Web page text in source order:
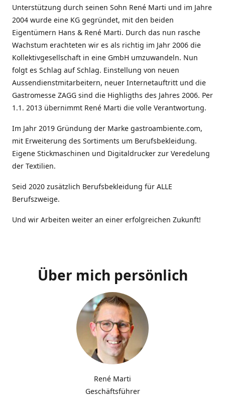
Unterstützung durch seinen Sohn René Marti und im Jahre
2004 wurde eine KG gegründet, mit den beiden
Eigentümern Hans & René Marti. Durch das nun rasche
Wachstum erachteten wir es als richtig im Jahr 2006 die
Kollektivgesellschaft in eine GmbH umzuwandeln. Nun
folgt es Schlag auf Schlag. Einstellung von neuen
Aussendienstmitarbeitern, neuer Internetauftritt und die
Gastromesse ZAGG sind die Highligths des Jahres 2006. Per
1.1. 2013 übernimmt René Marti die volle Verantwortung.
Im Jahr 2019 Gründung der Marke gastroambiente.com,
mit Erweiterung des Sortiments um Berufsbekleidung.
Eigene Stickmaschinen und Digitaldrucker zur Veredelung
der Textilien.
Seid 2020 zusätzlich Berufsbekleidung für ALLE
Berufszweige.
Und wir Arbeiten weiter an einer erfolgreichen Zukunft!
Über mich persönlich
René Marti
Geschäftsführer